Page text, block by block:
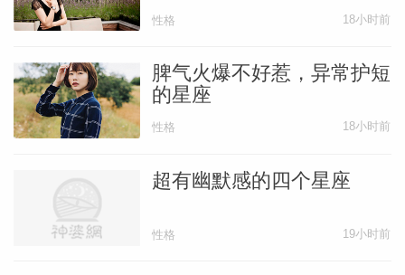
天秤座
性格 18小时前
脾气火爆不好惹，异常护短
的星座
性格 18小时前
超有幽默感的四个星座
性格 19小时前